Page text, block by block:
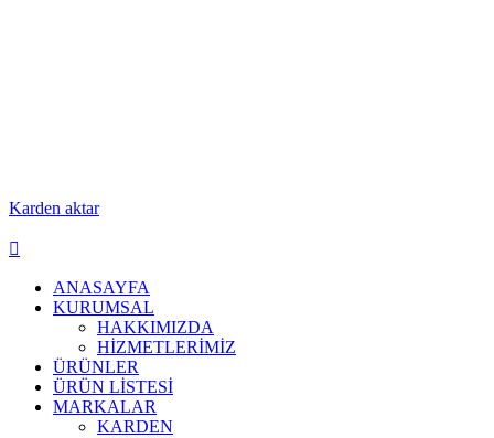
Karden aktar
ANASAYFA
KURUMSAL
HAKKIMIZDA
HİZMETLERİMİZ
ÜRÜNLER
ÜRÜN LİSTESİ
MARKALAR
KARDEN